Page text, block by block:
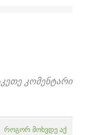
კომენტარი
როგორ მოხვდე აქ